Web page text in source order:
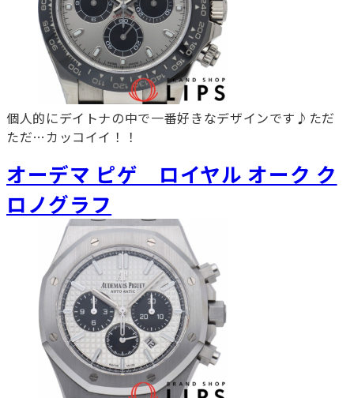
個人的にデイトナの中で一番好きなデザインです♪ただ
ただ…カッコイイ！！
オーデマ ピゲ ロイヤル オーク ク
ロノグラフ